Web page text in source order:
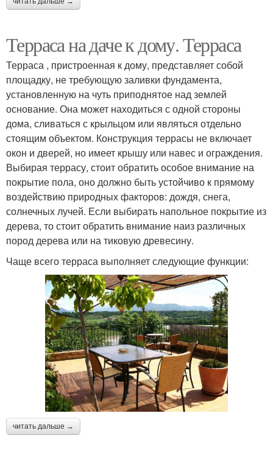
Терраса на даче к дому. Терраса
Терраса , пристроенная к дому, представляет собой
площадку, не требующую заливки фундамента,
установленную на чуть приподнятое над землей
основание. Она может находиться с одной стороны
дома, сливаться с крыльцом или являться отдельно
стоящим объектом. Конструкция террасы не включает
окон и дверей, но имеет крышу или навес и ограждения.
Выбирая террасу, стоит обратить особое внимание на
покрытие пола, оно должно быть устойчиво к прямому
воздействию природных факторов: дождя, снега,
солнечных лучей. Если выбирать напольное покрытие из
дерева, то стоит обратить внимание наиз различных
пород дерева или на тиковую древесину.
Чаще всего терраса выполняет следующие функции:
читать дальше →